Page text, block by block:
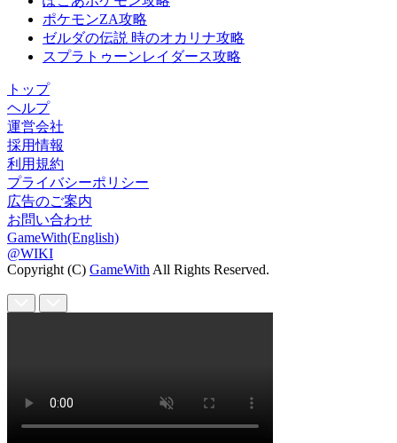
ポケモンZA攻略
ゼルダの伝説 時のオカリナ攻略
スプラトゥーンレイダース攻略
トップ
ヘルプ
運営会社
採用情報
利用規約
プライバシーポリシー
広告のご案内
お問い合わせ
GameWith(English)
@WIKI
Copyright (C) GameWith All Rights Reserved.